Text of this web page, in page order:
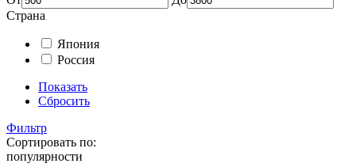
Страна
Япония
Россия
Показать
Сбросить
Фильтр
Сортировать по:
популярности